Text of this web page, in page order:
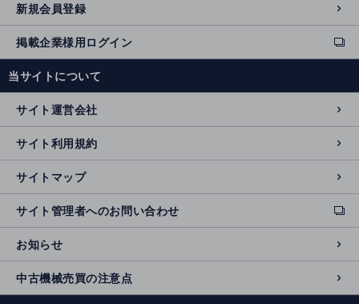
新規会員登録
掲載企業様用ログイン
ext
e
n
al
si
t
e
当サイトについて
サイト運営会社
サイト利用規約
サイトマップ
サイト管理者へのお問い合わせ
ext
e
r
n
al
si
お知らせ
中古機械売買の注意点